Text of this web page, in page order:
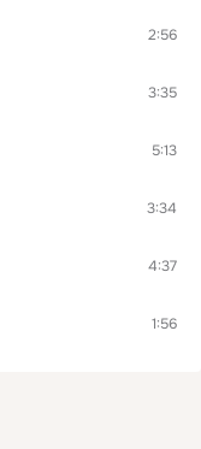
2:56
3:35
5:13
3:34
4:37
1:56